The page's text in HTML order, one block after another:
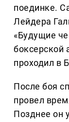
поединке.
Лейдера
«Будущие
боксерской
проходил в
После боя
провел
Позднее он